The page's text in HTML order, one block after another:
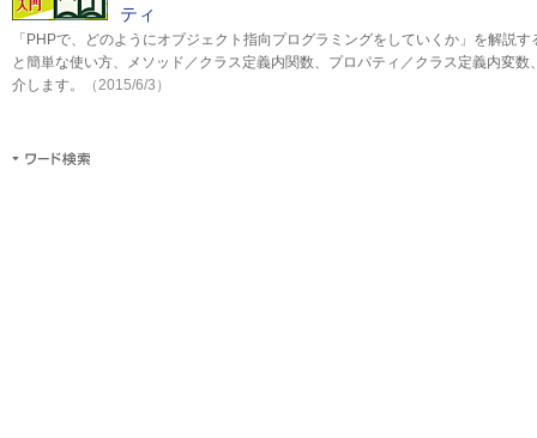
ティ
「PHPで、どのようにオブジェクト指向プログラミングをしていくか」を解説
と簡単な使い方、メソッド／クラス定義内関数、プロパティ／クラス定義内変
介します。
（2015/6/3）